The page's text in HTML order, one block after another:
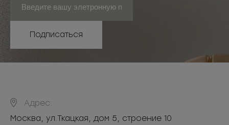
Подписаться
Адрес:
Москва, ул.Ткацкая, дом 5, строение 10